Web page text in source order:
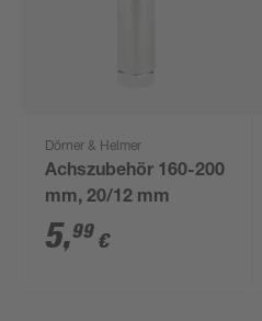
Dörner & Helmer
Achszubehör 160-200
mm, 20/12 mm
5,99 €